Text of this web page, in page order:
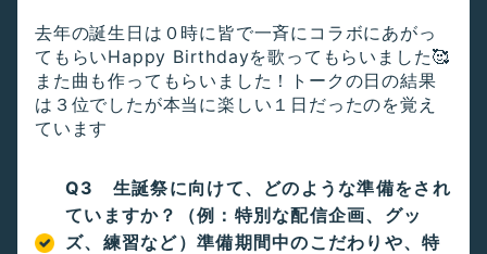
去年の誕生日は０時に皆で一斉にコラボにあがっ
てもらいHappy Birthdayを歌ってもらいました🥰
また曲も作ってもらいました！トークの日の結果
は３位でしたが本当に楽しい１日だったのを覚え
ています
Q3 生誕祭に向けて、どのような準備をされ
ていますか？（例：特別な配信企画、グッ
ズ、練習など）準備期間中のこだわりや、特